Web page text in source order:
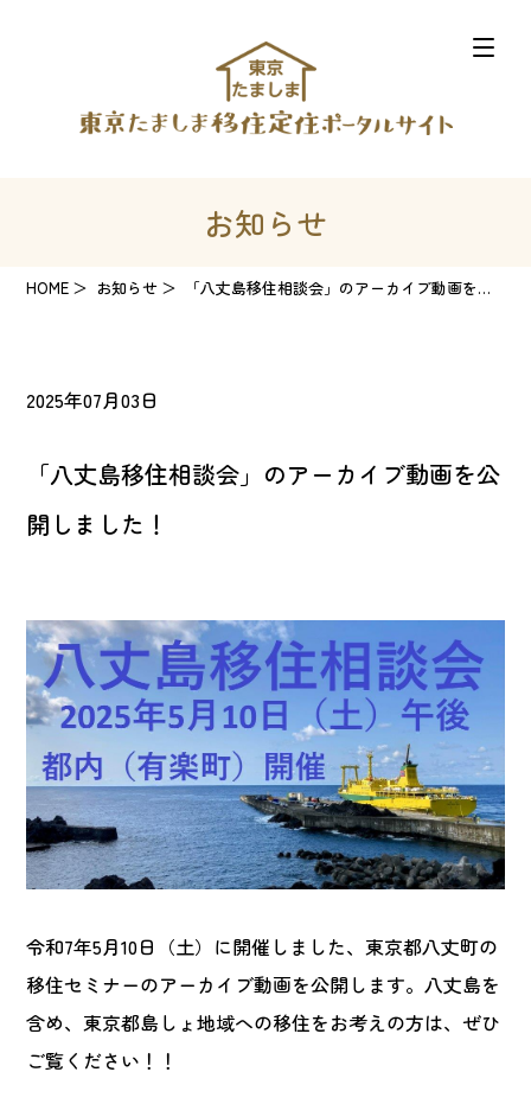
お知らせ
HOME お知らせ 「八丈島移住相談会」のアーカイブ動画を公開しました！
2025年07月03日
「八丈島移住相談会」のアーカイブ動画を公
開しました！
令和7年5月10日（土）に開催しました、東京都八丈町の
移住セミナーのアーカイブ動画を公開します。八丈島を
含め、東京都島しょ地域への移住をお考えの方は、ぜひ
ご覧ください！！